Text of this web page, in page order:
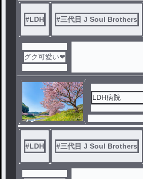
ル
#LDH #三代目 J Soul Brothers
グク可愛い❤
ノベ
ル
LDH病院
#LDH #三代目 J Soul Brothers